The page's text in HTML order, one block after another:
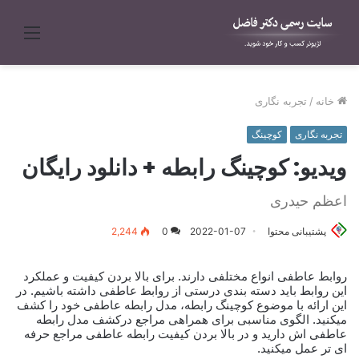
منو
خانه / تجربه نگاری
تجربه نگاری کوچینگ
ویدیو: کوچینگ رابطه + دانلود رایگان
اعظم حیدری
پشتیبانی محتوا 2022-01-07
0
2,244
روابط عاطفی انواع مختلفی دارند. برای بالا بردن کیفیت و عملکرد
این روابط باید دسته بندی درستی از روابط عاطفی داشته باشیم. در
این ارائه با موضوع کوچینگ رابطه، مدل رابطه عاطفی خود را کشف
میکنید. الگوی مناسبی برای همراهی مراجع درکشف مدل رابطه
عاطفی اش دارید و در بالا بردن کیفیت رابطه عاطفی مراجع حرفه
ای تر عمل میکنید.